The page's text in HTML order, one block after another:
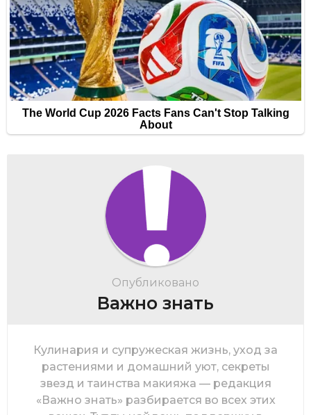
Опубликовано
Важно знать
Кулинария и супружеская жизнь, уход за
растениями и домашний уют, секреты
звезд и таинства макияжа — редакция
«Важно знать» разбирается во всех этих